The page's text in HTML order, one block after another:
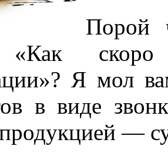
Порой
«Как скоро
Я мол
в виде
—